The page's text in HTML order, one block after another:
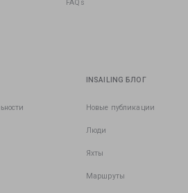
FAQs
INSAILING БЛОГ
Новые публикации
Люди
Яхты
Маршруты